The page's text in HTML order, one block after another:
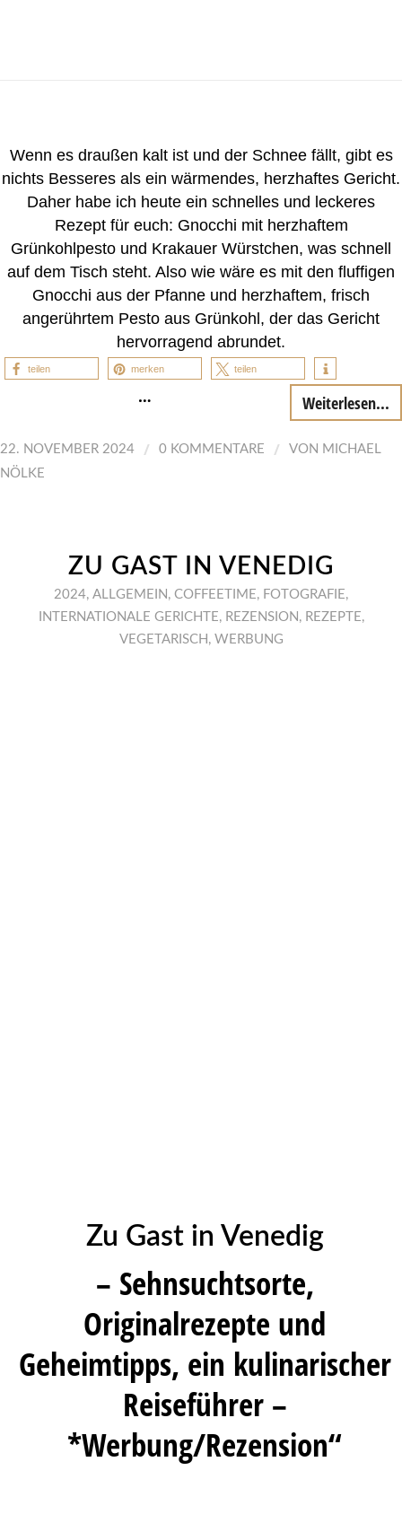
Wenn es draußen kalt ist und der Schnee fällt, gibt es
nichts Besseres als ein wärmendes, herzhaftes Gericht.
Daher habe ich heute ein schnelles und leckeres
Rezept für euch: Gnocchi mit herzhaftem
Grünkohlpesto und Krakauer Würstchen, was schnell
auf dem Tisch steht. Also wie wäre es mit den fluffigen
Gnocchi aus der Pfanne und herzhaftem, frisch
angerührtem Pesto aus Grünkohl, der das Gericht
hervorragend abrundet.
teilen merken teilen
… Weiterlesen...
22. NOVEMBER 2024 / 0 KOMMENTARE / VON MICHAEL
NÖLKE
ZU GAST IN VENEDIG
2024, ALLGEMEIN , COFFEETIME, FOTOGRAFIE,
INTERNATIONALE GERICHTE, REZENSION , REZEPTE,
VEGETARISCH , WERBUNG
Zu Gast in Venedig
– Sehnsuchtsorte,
Originalrezepte und
Geheimtipps, ein kulinarischer
Reiseführer –
*Werbung/Rezension“